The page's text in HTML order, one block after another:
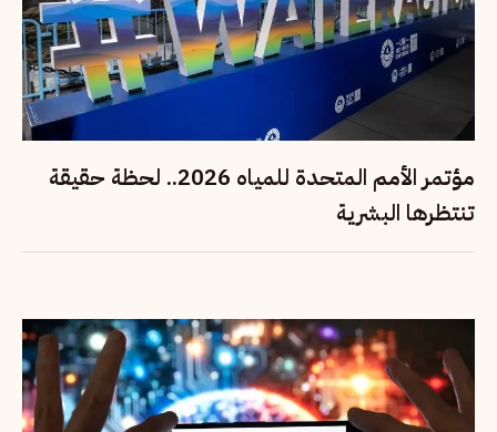
مؤتمر الأمم المتحدة للمياه 2026.. لحظة حقيقة
تنتظرها البشرية